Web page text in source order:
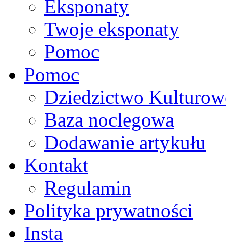
Eksponaty
Twoje eksponaty
Pomoc
Pomoc
Dziedzictwo
Baza noclegowa
Dodawanie artykułu
Kontakt
Regulamin
Polityka prywatności
Insta